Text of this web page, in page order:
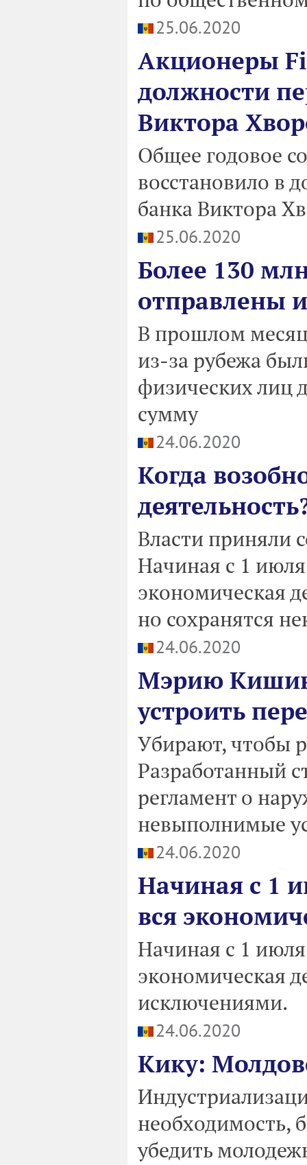
25.06.2020
Акционеры
должности
Виктора
Общее годовое
восстановило в
банка Виктора
25.06.2020
Более 130
отправлены
В прошлом
из-за рубежа
физических лиц
сумму
24.06.2020
Когда
Власти приняли
Начиная с 1
экономическая
но сохранятся
24.06.2020
Мэрию
устроить
Убирают, чтобы
Разработанный
регламент о
невыполнимые
24.06.2020
Начиная с 1
вся
Начиная с 1
экономическая
исключениями.
24.06.2020
Кику:
необходимость,
убедить